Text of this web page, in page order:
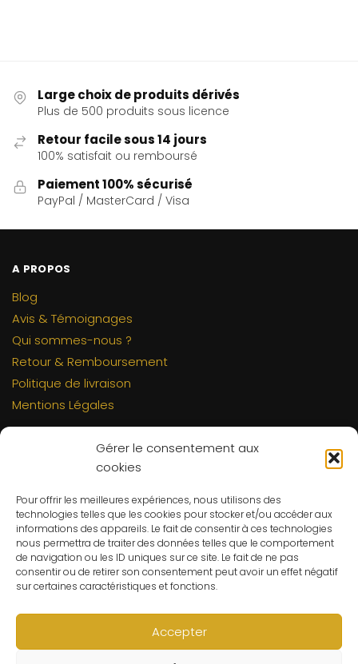
Gérer le consentement aux
cookies
Pour offrir les meilleures expériences, nous utilisons des
technologies telles que les cookies pour stocker et/ou accéder aux
informations des appareils. Le fait de consentir à ces technologies
nous permettra de traiter des données telles que le comportement
de navigation ou les ID uniques sur ce site. Le fait de ne pas
consentir ou de retirer son consentement peut avoir un effet négatif
sur certaines caractéristiques et fonctions.
Accepter
Large choix de produits dérivés
Plus de 500 produits sous licence
Retour facile sous 14 jours
100% satisfait ou remboursé
Paiement 100% sécurisé
PayPal / MasterCard / Visa
A PROPOS
Blog
Avis & Témoignages
Qui sommes-nous ?
Retour & Remboursement
Politique de livraison
Mentions Légales
Contact
C.G.V
Suivre ma commande
CONTACT
Un problème ? Une question ? Le Refuge du Sorcier™ est
à votre disposition 7j/7 et 24h/24.